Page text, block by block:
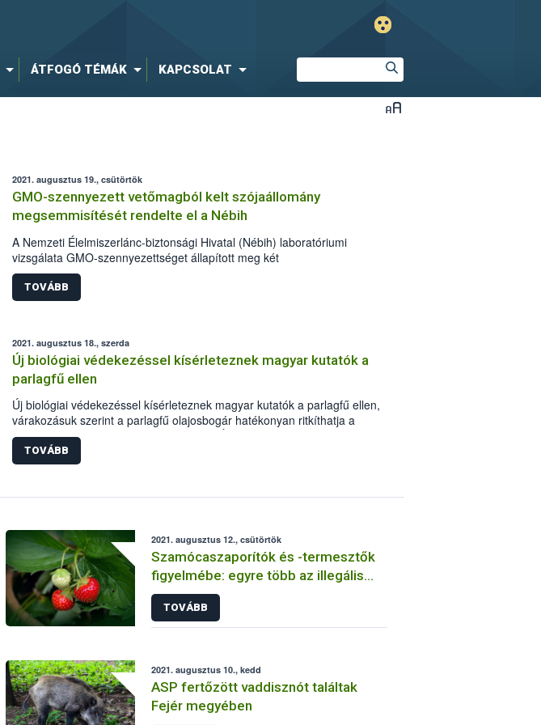
ÁTFOGÓ TÉMÁK KAPCSOLAT
2021. augusztus 19., csütörtök
GMO-szennyezett vetőmagból kelt szójaállomány
megsemmisítését rendelte el a Nébih
A Nemzeti Élelmiszerlánc-biztonsági Hivatal (Nébih) laboratóriumi
vizsgálata GMO-szennyezettséget állapított meg két
szójavetőmagtételből származó mintában. A pozitív eredmény alapján a
hatóság eljárást kezdeményezett a vetőmag előállítójával szemben,
valamint kötelezte a vetőmagot felhasználó termelőket az abból sarjadó
TOVÁBB
2021. augusztus 18., szerda
Új biológiai védekezéssel kísérleteznek magyar kutatók a
parlagfű ellen
Új biológiai védekezéssel kísérleteznek magyar kutatók a parlagfű ellen,
várakozásuk szerint a parlagfű olajosbogár hatékonyan ritkíthatja a
gyomnövényt - jelentették be a Nemzeti Élelmiszerlánc-biztonsági
Hivatal (Nébih), valamint az Eötvös Loránd Kutató Hálózat
Agrártudományi Kutatóközpont Növényvédelmi Intézetének (ATK Növi)
TOVÁBB
2021. augusztus 12., csütörtök
Szamócaszaporítók és -termesztők
figyelmébe: egyre több az illegális
szamócaszaporítás
TOVÁBB
2021. augusztus 10., kedd
ASP fertőzött vaddisznót találtak
Fejér megyében